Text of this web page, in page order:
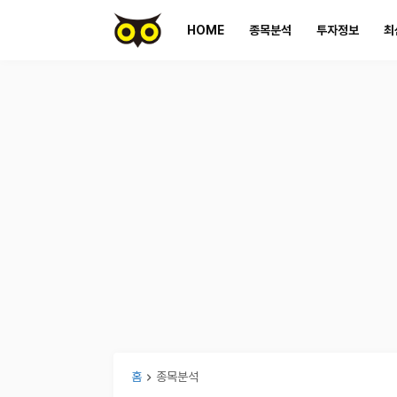
HOME 종목분석 투자정보 최
홈 종목분석